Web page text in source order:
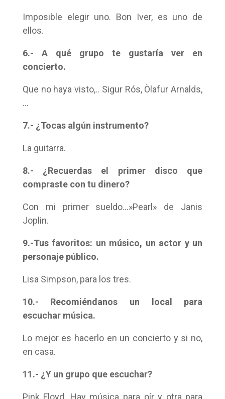
Imposible elegir uno. Bon Iver, es uno de
ellos.
6.- A qué grupo te gustaría ver en
concierto.
Que no haya visto,.. Sigur Rós, Òlafur Arnalds,
…
7.- ¿Tocas algún instrumento?
La guitarra.
8.- ¿Recuerdas el primer disco que
compraste con tu dinero?
Con mi primer sueldo…»Pearl» de Janis
Joplin.
9.-Tus favoritos: un músico, un actor y un
personaje público.
Lisa Simpson, para los tres.
10.- Recomiéndanos un local para
escuchar música.
Lo mejor es hacerlo en un concierto y si no,
en casa.
11.- ¿Y un grupo que escuchar?
Pink Floyd. Hay música para oír y otra para